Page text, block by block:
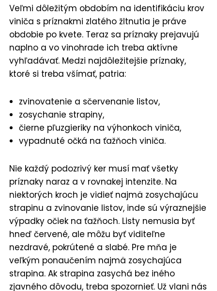
Veľmi dôležitým obdobím na identifikáciu krov
viniča s príznakmi zlatého žltnutia je práve
obdobie po kvete. Teraz sa príznaky prejavujú
naplno a vo vinohrade ich treba aktívne
vyhľadávať. Medzi najdôležitejšie príznaky,
ktoré si treba všímať, patria:
zvinovatenie a sčervenanie listov,
zosychanie strapiny,
čierne pľuzgieriky na výhonkoch viniča,
vypadnuté očká na ťažňoch viniča.
Nie každý podozrivý ker musí mať všetky
príznaky naraz a v rovnakej intenzite. Na
niektorých kroch je vidieť najmä zosychajúcu
strapinu a zvinovanie listov, inde sú výraznejšie
výpadky očiek na ťažňoch. Listy nemusia byť
hneď červené, ale môžu byť viditeľne
nezdravé, pokrútené a slabé. Pre mňa je
veľkým ponaučením najmä zosychajúca
strapina. Ak strapina zasychá bez iného
zjavného dôvodu, treba spozornieť. Už vlani nás